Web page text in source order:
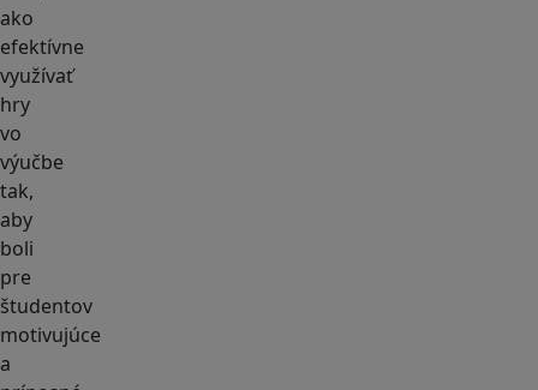
ako
efektívne
využívať
hry
vo
výučbe
tak,
aby
boli
pre
študentov
motivujúce
a